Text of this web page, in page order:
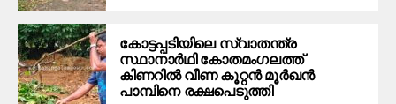
കോട്ടപ്പടിയിലെ സ്വാതന്ത്ര
സ്ഥാനാർഥി കോതമംഗലത്ത്
കിണറിൽ വീണ കൂറ്റൻ മൂർഖൻ
പാമ്പിനെ രക്ഷപെടുത്തി